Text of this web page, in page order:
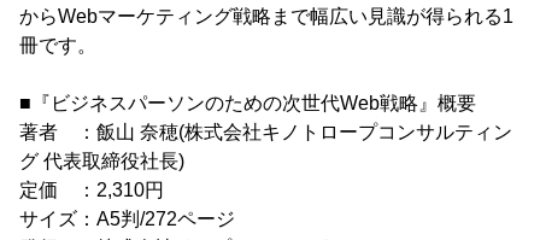
からWebマーケティング戦略まで幅広い見識が得られる1
冊です。
■『ビジネスパーソンのための次世代Web戦略』概要
著者 ：飯山 奈穂(株式会社キノトロープコンサルティン
グ 代表取締役社長)
定価 ：2,310円
サイズ：A5判/272ページ